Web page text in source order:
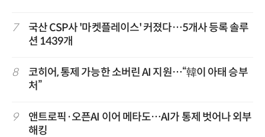
7
국산 CSP사 '마켓플레이스' 커졌다…5개사 등록 솔루
션 1439개
8
코히어, 통제 가능한 소버린 AI 지원…“韓이 아태 승부
처”
9
앤트로픽·오픈AI 이어 메타도…AI가 통제 벗어나 외부
해킹